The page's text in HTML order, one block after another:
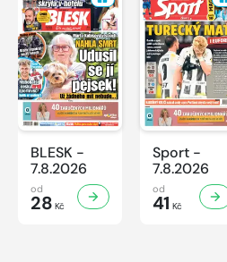
BLESK -
7.8.2026
od
28 Kč
Sport -
7.8.2026
od
41 Kč